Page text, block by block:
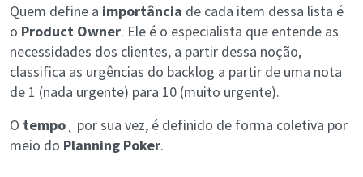
Quem define a importância de cada item dessa lista é
o Product Owner. Ele é o especialista que entende as
necessidades dos clientes, a partir dessa noção,
classifica as urgências do backlog a partir de uma nota
de 1 (nada urgente) para 10 (muito urgente).
O tempo ¸ por sua vez, é definido de forma coletiva por
meio do Planning Poker.